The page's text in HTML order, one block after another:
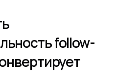
follow-